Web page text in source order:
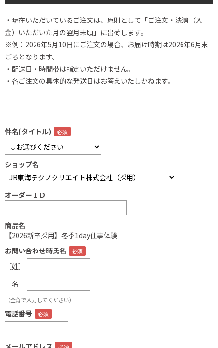
・現在いただいているご注文は、原則として「ご注文・決済（入
金）いただいた月の翌月末頃」に出荷します。
※例：2026年5月10日にご注文の場合、お届け時期は2026年6月末
ごろとなります。
・配送日・時間帯は指定いただけません。
・各ご注文の具体的な発送日はお答えいたしかねます。
件名(タイトル)
ショップ名
オーダーＩＤ
商品名
【2026新卒採用】冬季1day仕事体験
お問い合わせ時氏名
［姓］
［名］
（全角で入力してください）
電話番号
メールアドレス